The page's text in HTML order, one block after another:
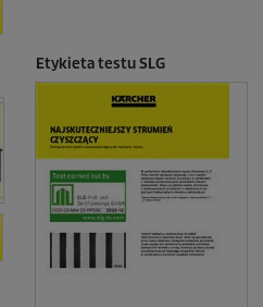
Etykieta testu SLG